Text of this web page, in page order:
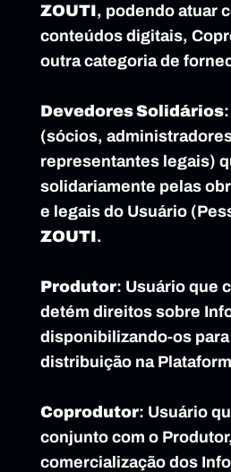
ZOUTI, podendo atuar
conteúdos digitais,
outra categoria de
Devedores Solidários
(sócios,
representantes legais)
solidariamente pelas
ZOUTI.
Produtor: Usuário que
detém direitos sobre
disponibilizando-os
distribuição na
Coprodutor: Usuário
conjunto com o
comercialização dos